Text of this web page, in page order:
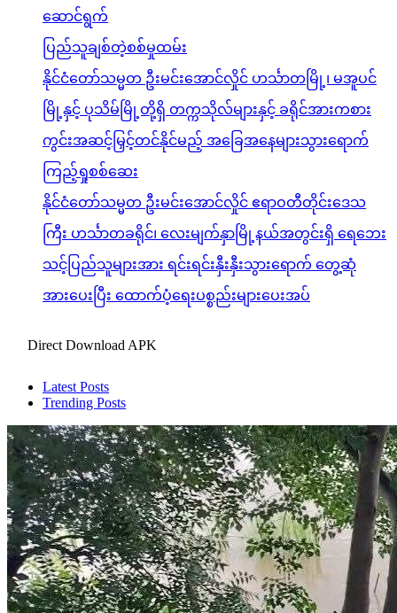
ဆောင်ရွက်
ပြည်သူချစ်တဲ့စစ်မှုထမ်း
နိုင်ငံတော်သမ္မတ ဦးမင်းအောင်လှိုင် ဟင်္သာတမြို့၊ မအူပင်
မြို့နှင့် ပုသိမ်မြို့တို့ရှိ တက္ကသိုလ်များနှင့် ခရိုင်အားကစား
ကွင်းအဆင့်မြှင့်တင်နိုင်မည့် အခြေအနေများသွားရောက်
ကြည့်ရှုစစ်ဆေး
နိုင်ငံတော်သမ္မတ ဦးမင်းအောင်လှိုင် ဧရာဝတီတိုင်းဒေသ
ကြီး ဟင်္သာတခရိုင်၊ လေးမျက်နှာမြို့နယ်အတွင်းရှိ ရေဘေး
သင့်ပြည်သူများအား ရင်းရင်းနှီးနှီးသွားရောက် တွေ့ဆုံ
အားပေးပြီး ထောက်ပံ့ရေးပစ္စည်းများပေးအပ်
Direct Download APK
Latest Posts
Trending Posts